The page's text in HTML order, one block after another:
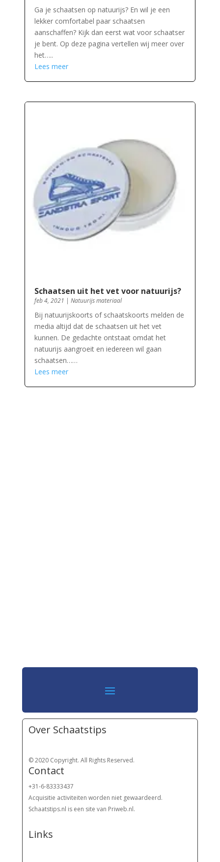
Ga je schaatsen op natuurijs? En wil je een
lekker comfortabel paar schaatsen
aanschaffen? Kijk dan eerst wat voor schaatser
je bent. Op deze pagina vertellen wij meer over
het…..
Lees meer
Schaatsen uit het vet voor natuurijs?
feb 4, 2021 | Natuurijs materiaal
Bij natuurijskoorts of schaatskoorts melden de
media altijd dat de schaatsen uit het vet
kunnen. De gedachte ontstaat omdat het
natuurijs aangroeit en iedereen wil gaan
schaatsen……
Lees meer
Over Schaatstips
© 2020 Copyright. All Rights Reserved.
Contact
+31-6-83333437
Acquisitie activiteiten worden niet gewaardeerd.
Schaatstips.nl is een site van Priweb.nl.
Links